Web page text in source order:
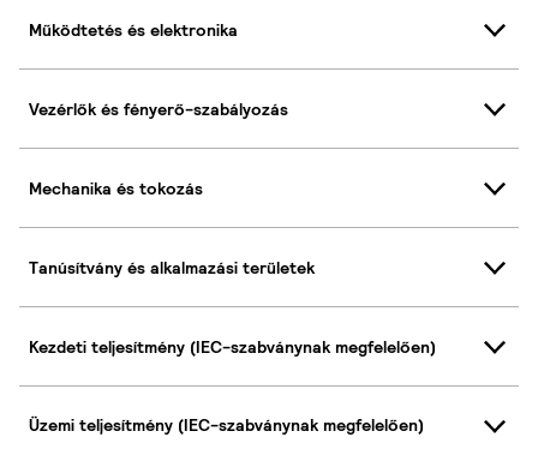
Működtetés és elektronika
Vezérlők és fényerő-szabályozás
Mechanika és tokozás
Tanúsítvány és alkalmazási területek
Kezdeti teljesítmény (IEC-szabványnak megfelelően)
Üzemi teljesítmény (IEC-szabványnak megfelelően)